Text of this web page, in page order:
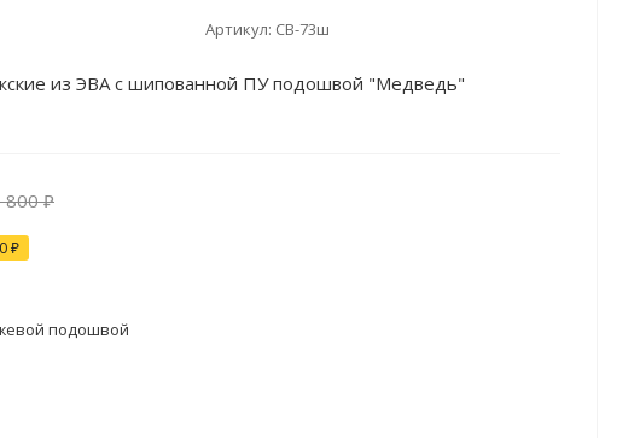
Артикул: СВ-73ш
из ЭВА с шипованной ПУ подошвой "Медведь"
800₽
₽
подошвой